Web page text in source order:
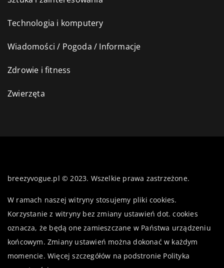
Technologia i komputery
Wiadomości / Pogoda / Informacje
Zdrowie i fitness
Zwierzęta
breezyvogue.pl © 2023. Wszelkie prawa zastrzeżone.
W ramach naszej witryny stosujemy pliki cookies.
Korzystanie z witryny bez zmiany ustawień dot. cookies
oznacza, że będą one zamieszczane w Państwa urządzeniu
końcowym. Zmiany ustawień można dokonać w każdym
momencie. Więcej szczegółów na podstronie Polityka